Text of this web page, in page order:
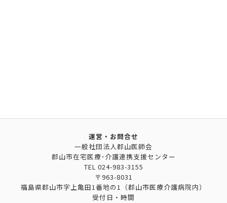
運営・お問合せ
一般社団法人郡山医師会
郡山市在宅医療･介護連携支援センター
TEL 024-983-3155
〒963-8031
福島県郡山市字上亀田1番地の1（郡山市医療介護病院内）
受付日・時間